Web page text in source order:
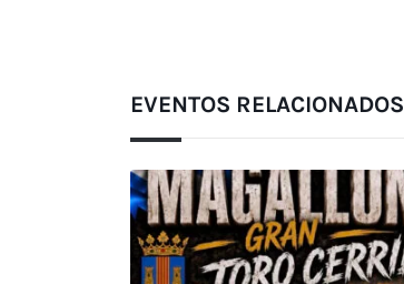
EVENTOS RELACIONADOS